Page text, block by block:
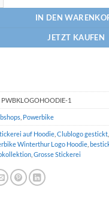
IN DEN
JETZT KAUFEN
PWBKLOGOHOODIE-1
, Powerbike
auf Hoodie, Clublogo gestickt,
Winterthur Logo Hoodie,
, Grosse Stickerei